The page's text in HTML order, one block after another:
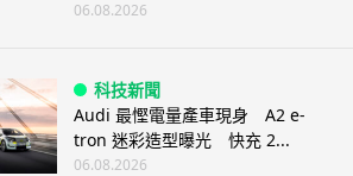
06.08.2026
科技新聞
Audi 最慳電量產車現身 A2 e-
tron 迷彩造型曝光 快充 2...
06.08.2026